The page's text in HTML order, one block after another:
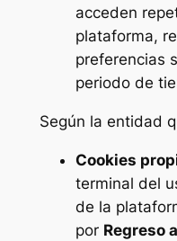
acceden
plataforma,
preferencias
periodo de
Según la entidad
Cookies
terminal del
de la
por Regreso